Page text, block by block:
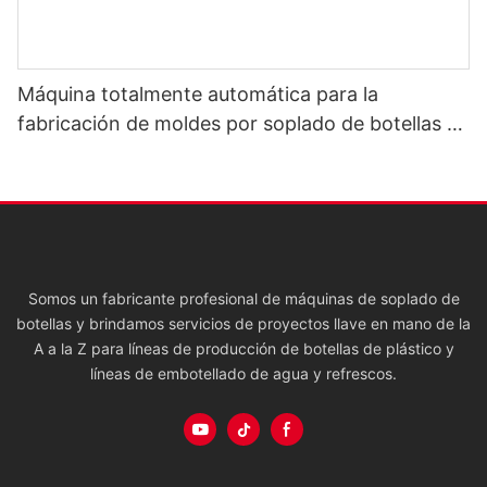
Máquina totalmente automática para la
fabricación de moldes por soplado de botellas de
Somos un fabricante profesional de máquinas de soplado de
botellas y brindamos servicios de proyectos llave en mano de la
A a la Z para líneas de producción de botellas de plástico y
líneas de embotellado de agua y refrescos.